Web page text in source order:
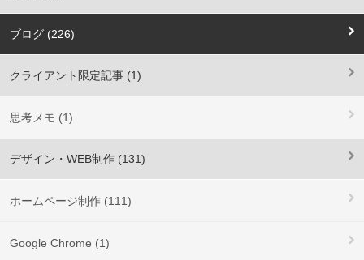
ブログ (226)
クライアント限定記事 (1)
思考メモ (1)
デザイン・WEB制作 (131)
ホームページ制作 (111)
Google Chrome (1)